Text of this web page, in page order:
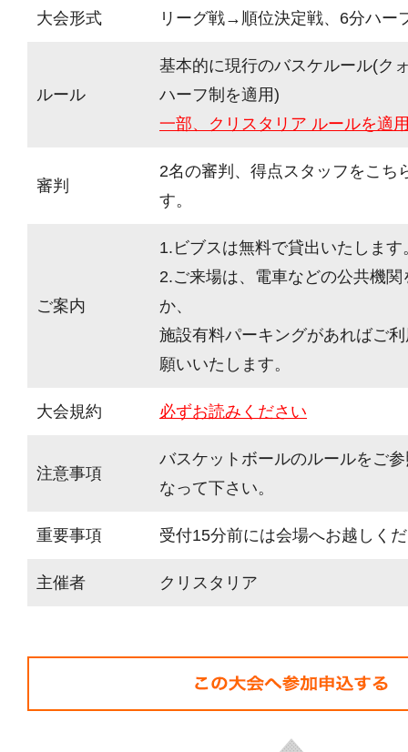
大会形式 リーグ戦→順位決定戦、6分ハー
ルール
基本的に現行のバスケルール(ク
ハーフ制を適用)
一部、クリスタリア ルールを適
審判
2名の審判、得点スタッフをこち
す。
ご案内
1.ビブスは無料で貸出いたします
2.ご来場は、電車などの公共機
か、
施設有料パーキングがあればご
願いいたします。
大会規約 必ずお読みください
注意事項
バスケットボールのルールをご
なって下さい。
重要事項 受付15分前には会場へお越しく
主催者 クリスタリア